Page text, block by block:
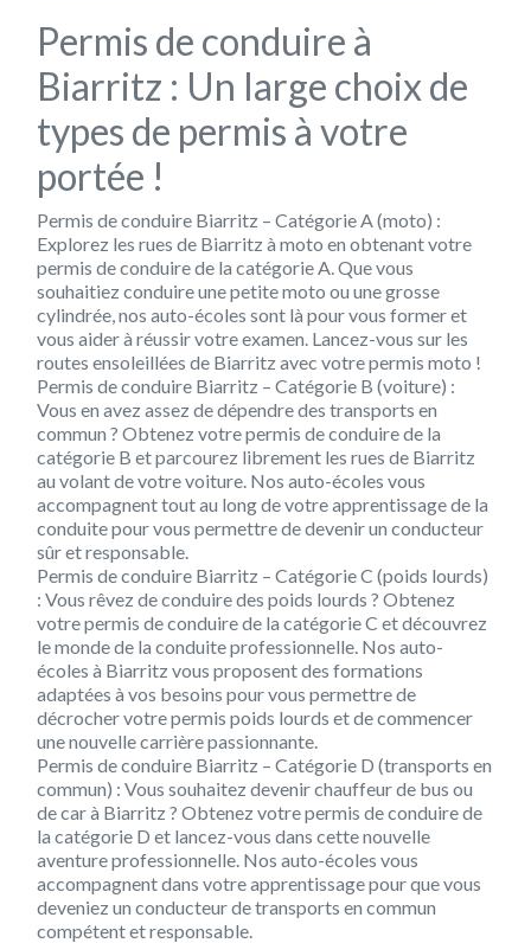
Permis de conduire à
Biarritz : Un large choix de
types de permis à votre
portée !
Permis de conduire Biarritz – Catégorie A (moto) :
Explorez les rues de Biarritz à moto en obtenant votre
permis de conduire de la catégorie A. Que vous
souhaitiez conduire une petite moto ou une grosse
cylindrée, nos auto-écoles sont là pour vous former et
vous aider à réussir votre examen. Lancez-vous sur les
routes ensoleillées de Biarritz avec votre permis moto !
Permis de conduire Biarritz – Catégorie B (voiture) :
Vous en avez assez de dépendre des transports en
commun ? Obtenez votre permis de conduire de la
catégorie B et parcourez librement les rues de Biarritz
au volant de votre voiture. Nos auto-écoles vous
accompagnent tout au long de votre apprentissage de la
conduite pour vous permettre de devenir un conducteur
sûr et responsable.
Permis de conduire Biarritz – Catégorie C (poids lourds)
: Vous rêvez de conduire des poids lourds ? Obtenez
votre permis de conduire de la catégorie C et découvrez
le monde de la conduite professionnelle. Nos auto-
écoles à Biarritz vous proposent des formations
adaptées à vos besoins pour vous permettre de
décrocher votre permis poids lourds et de commencer
une nouvelle carrière passionnante.
Permis de conduire Biarritz – Catégorie D (transports en
commun) : Vous souhaitez devenir chauffeur de bus ou
de car à Biarritz ? Obtenez votre permis de conduire de
la catégorie D et lancez-vous dans cette nouvelle
aventure professionnelle. Nos auto-écoles vous
accompagnent dans votre apprentissage pour que vous
deveniez un conducteur de transports en commun
compétent et responsable.